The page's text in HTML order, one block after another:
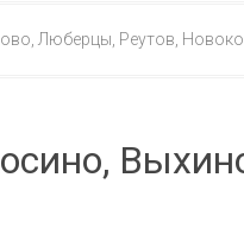
Люберцы, Реутов,